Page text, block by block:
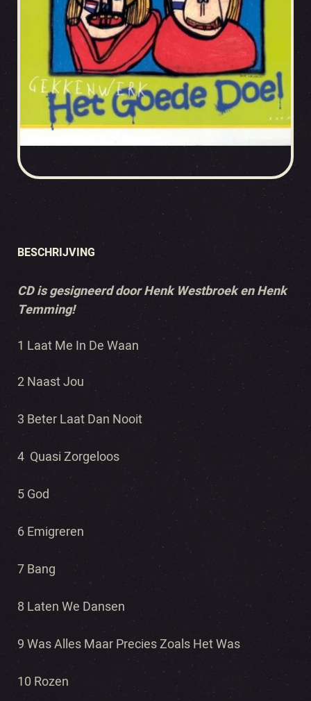
BESCHRIJVING
CD is gesigneerd door Henk Westbroek en Henk
Temming!
1 Laat Me In De Waan
2 Naast Jou
3 Beter Laat Dan Nooit
4 Quasi Zorgeloos
5 God
6 Emigreren
7 Bang
8 Laten We Dansen
9 Was Alles Maar Precies Zoals Het Was
10 Rozen